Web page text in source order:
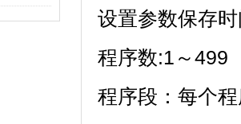
设置参数保存时
程序数:1～499（
程序段：每个